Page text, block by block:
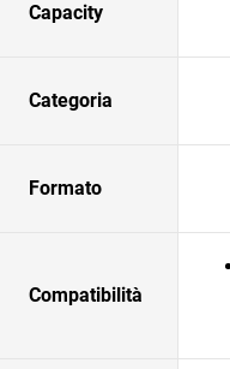
Capacity
Categoria
Formato
Compatibilità